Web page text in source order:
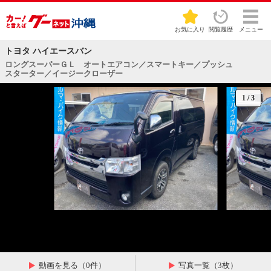
お気に入り 閲覧履歴 メニュー
トヨタ ハイエースバン
ロングスーパーＧＬ オートエアコン／スマートキー／プッシュ
スターター／イージークローザー
1 /3
動画を見る（0件） 写真一覧（3枚）